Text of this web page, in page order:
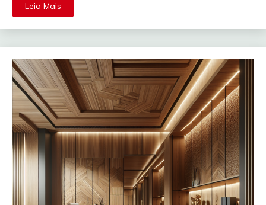
Leia Mais